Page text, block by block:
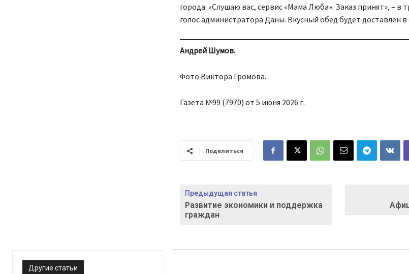
города. «Слушаю вас, сервис «Мама Люба». Заказ принят», – в
голос администратора Даны. Вкусный обед будет доставлен в
Андрей Шумов.
Фото Виктора Громова.
Газета №99 (7970) от 5 июня 2026 г.
Поделиться
Предыдущая статья
Развитие экономики и поддержка
граждан
Другие статьи